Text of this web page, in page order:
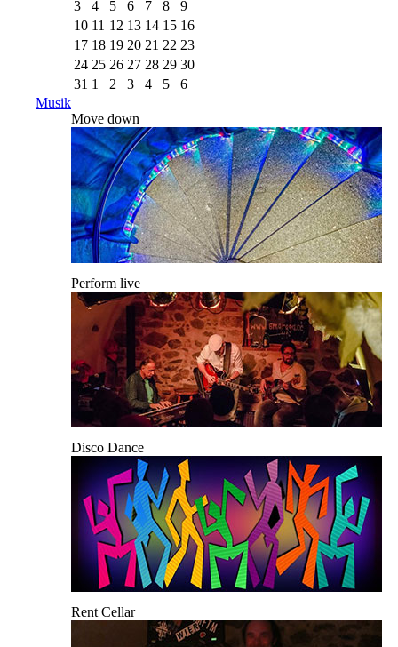
3
4 5 6 7 8
9
10 11 12 13 14 15 16
17 18 19 20 21 22 23
24 25 26 27 28 29 30
31 1 2 3 4 5
6
Musik
Move down
Perform live
Disco Dance
Rent Cellar